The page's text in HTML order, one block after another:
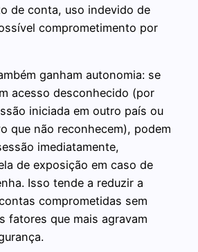
de conta, uso indevido de
comprometimento por
ganham autonomia: se
acesso desconhecido (por
iniciada em outro país ou
que não reconhecem), podem
imediatamente,
de exposição em caso de
Isso tende a reduzir a
comprometidas sem
fatores que mais agravam